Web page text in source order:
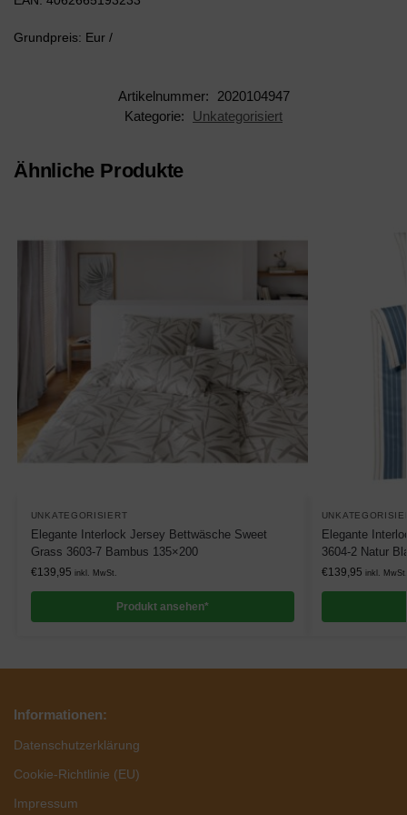
Grundpreis: Eur /
Artikelnummer:
2020104947
Kategorie:
Unkategorisiert
Ähnliche Produkte
UNKATEGORISIERT
Elegante Interlock Jersey Bettwäsche Sweet
Grass 3603-7 Bambus 135×200
€139,95 inkl. MwSt.
Produkt ansehen*
Elegante
3604-2 Natur
€139,95 inkl. MwSt.
Informationen:
Datenschutzerklärung
Cookie-Richtlinie (EU)
Impressum